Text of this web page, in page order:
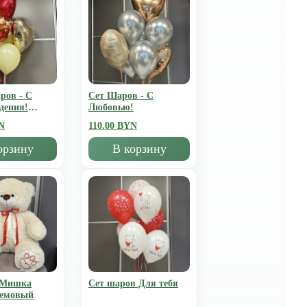
- С
Сет Шаров - С
Любовью!
110.00 BYN
В корзину
Сет шаров Для тебя